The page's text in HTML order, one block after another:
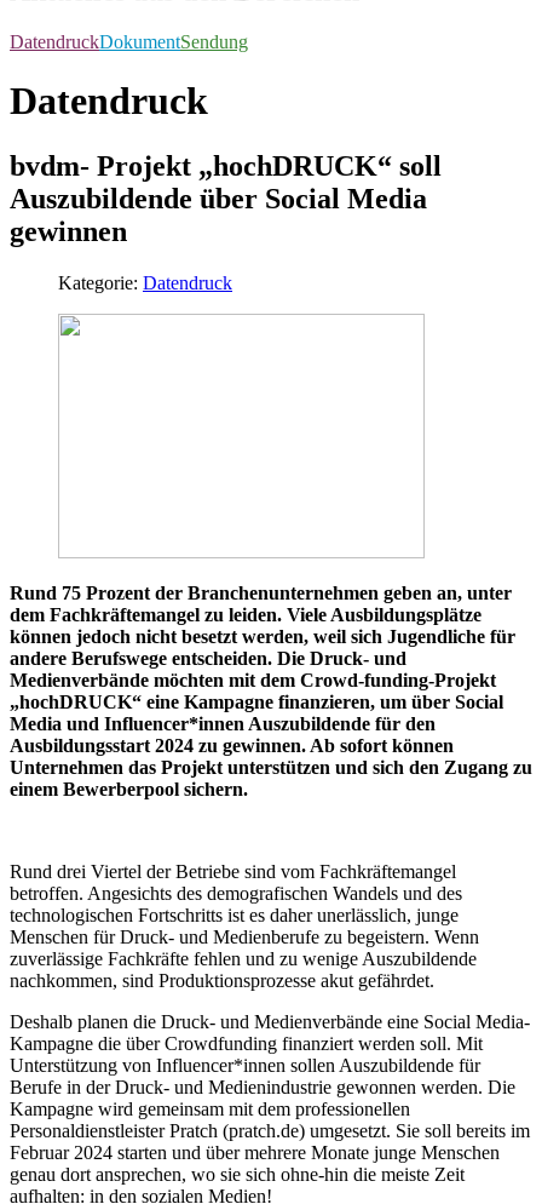
DatendruckDokumentSendung
Datendruck
bvdm- Projekt „hochDRUCK“ soll
Auszubildende über Social Media
gewinnen
Kategorie: Datendruck
Rund 75 Prozent der Branchenunternehmen geben an, unter
dem Fachkräftemangel zu leiden. Viele Ausbildungsplätze
können jedoch nicht besetzt werden, weil sich Jugendliche für
andere Berufswege entscheiden. Die Druck- und
Medienverbände möchten mit dem Crowd-funding-Projekt
„hochDRUCK“ eine Kampagne finanzieren, um über Social
Media und Influencer*innen Auszubildende für den
Ausbildungsstart 2024 zu gewinnen. Ab sofort können
Unternehmen das Projekt unterstützen und sich den Zugang zu
einem Bewerberpool sichern.
Rund drei Viertel der Betriebe sind vom Fachkräftemangel
betroffen. Angesichts des demografischen Wandels und des
technologischen Fortschritts ist es daher unerlässlich, junge
Menschen für Druck- und Medienberufe zu begeistern. Wenn
zuverlässige Fachkräfte fehlen und zu wenige Auszubildende
nachkommen, sind Produktionsprozesse akut gefährdet.
Deshalb planen die Druck- und Medienverbände eine Social Media-
Kampagne die über Crowdfunding finanziert werden soll. Mit
Unterstützung von Influencer*innen sollen Auszubildende für
Berufe in der Druck- und Medienindustrie gewonnen werden. Die
Kampagne wird gemeinsam mit dem professionellen
Personaldienstleister Pratch (pratch.de) umgesetzt. Sie soll bereits im
Februar 2024 starten und über mehrere Monate junge Menschen
genau dort ansprechen, wo sie sich ohne-hin die meiste Zeit
aufhalten: in den sozialen Medien!